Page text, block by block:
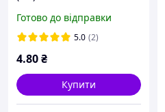
Готово до відправки
5.0 (2)
4.80₴
Купити